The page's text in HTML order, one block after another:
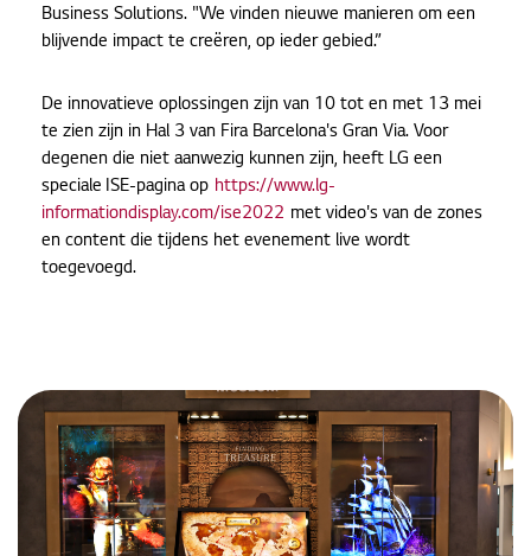
Business Solutions. "We vinden nieuwe manieren om een ​​
blijvende impact te creëren, op ieder gebied.”
De innovatieve oplossingen zijn van 10 tot en met 13 mei
te zien zijn in Hal 3 van Fira Barcelona's Gran Via. Voor
degenen die niet aanwezig kunnen zijn, heeft LG een
speciale ISE-pagina op https://www.lg-
informationdisplay.com/ise2022 met video's van de zones
en content die tijdens het evenement live wordt
toegevoegd.